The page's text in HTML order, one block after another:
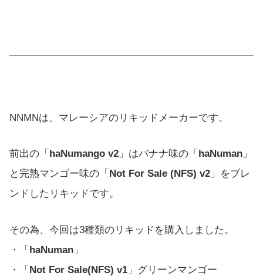
NNMNは、マレーシアのリキッドメーカーです。
前出の「 haNumango v2 」はバナナ味の「 haNuman 」
と完熟マンゴー味の「 Not For Sale (NFS) v2 」をブレ
ンドしたリキッドです。
その為、今回は3種類のリキッドを購入しました。
・「 haNuman 」
・「 Not For Sale(NFS) v1 」グリーンマンゴー